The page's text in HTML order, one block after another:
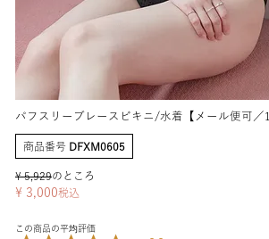
パフスリーブレースビキニ/水着【メール便可／
商品番号 DFXM0605
¥ 5,929のところ
¥ 3,000税込